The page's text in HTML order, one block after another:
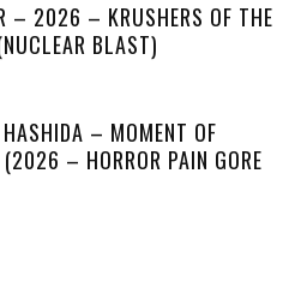
– 2026 – KRUSHERS OF THE
BLAST)
– MOMENT OF
(2026 – HORROR PAIN GORE